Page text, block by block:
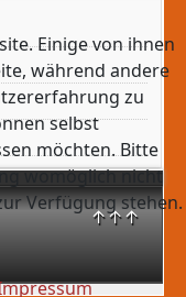
↑↑↑
Einige von ihnen
während andere
zu
selbst
möchten. Bitte
womöglich nicht
Verfügung stehen.